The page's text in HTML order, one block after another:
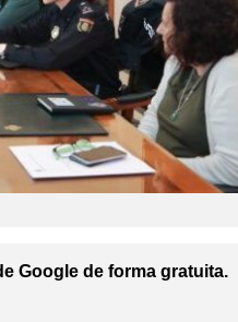
Google de forma gratuita.